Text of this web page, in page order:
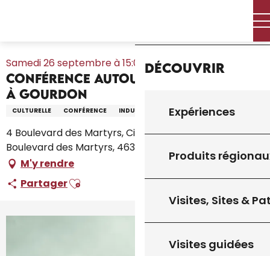
Découvrir
Expériences
Produits
Visites, Sites &
Visites guidées
Samedi 26 septembre à 15:00
Conférence autour de Jean Nouvel
à Gourdon
CULTURELLE CONFÉRENCE INDUSTRIEL PATRIMOINE
4 Boulevard des Martyrs, Cinéma l'Atalante, 4
Boulevard des Martyrs, 46300 Gourdon
M'y rendre
PartagerAjouter aux favoris